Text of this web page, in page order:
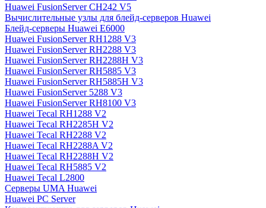
Huawei FusionServer CH242 V5
Вычислительные узлы для блейд-серверов Huawei
Блейд-серверы Huawei E6000
Huawei FusionServer RH1288 V3
Huawei FusionServer RH2288 V3
Huawei FusionServer RH2288H V3
Huawei FusionServer RH5885 V3
Huawei FusionServer RH5885H V3
Huawei FusionServer 5288 V3
Huawei FusionServer RH8100 V3
Huawei Tecal RH1288 V2
Huawei Tecal RH2285H V2
Huawei Tecal RH2288 V2
Huawei Tecal RH2288A V2
Huawei Tecal RH2288H V2
Huawei Tecal RH5885 V2
Huawei Tecal L2800
Серверы UMA Huawei
Huawei PC Server